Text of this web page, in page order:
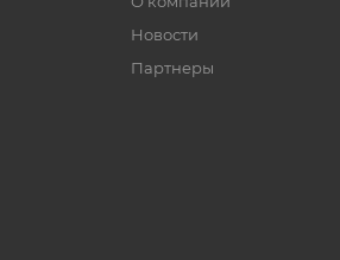
Новости
Партнеры